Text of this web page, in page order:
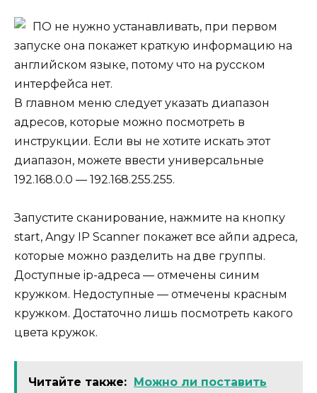
ПО не нужно устанавливать, при первом
запуске она покажет краткую информацию на
английском языке, потому что на русском
интерфейса нет.
В главном меню следует указать диапазон
адресов, которые можно посмотреть в
инструкции. Если вы не хотите искать этот
диапазон, можете ввести универсальные
192.168.0.0 — 192.168.255.255.
Запустите сканирование, нажмите на кнопку
start, Angy IP Scanner покажет все айпи адреса,
которые можно разделить на две группы.
Доступные ip-адреса — отмечены синим
кружком. Недоступные — отмечены красным
кружком. Достаточно лишь посмотреть какого
цвета кружок.
Читайте также: Можно ли поставить